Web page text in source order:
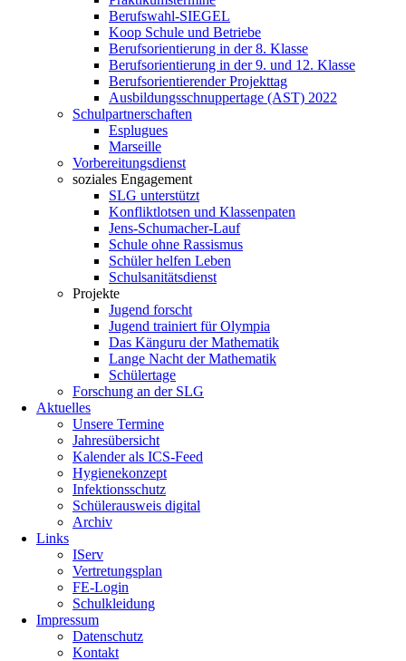
Berufswahl-SIEGEL
Koop Schule und Betriebe
Berufsorientierung in der 8. Klasse
Berufsorientierung in der 9. und 12. Klasse
Berufsorientierender Projekttag
Ausbildungsschnuppertage (AST) 2022
Schulpartnerschaften
Esplugues
Marseille
Vorbereitungsdienst
soziales Engagement
SLG unterstützt
Konfliktlotsen und Klassenpaten
Jens-Schumacher-Lauf
Schule ohne Rassismus
Schüler helfen Leben
Schulsanitätsdienst
Projekte
Jugend forscht
Jugend trainiert für Olympia
Das Känguru der Mathematik
Lange Nacht der Mathematik
Schülertage
Forschung an der SLG
Aktuelles
Unsere Termine
Jahresübersicht
Kalender als ICS-Feed
Hygienekonzept
Infektionsschutz
Schülerausweis digital
Archiv
Links
IServ
Vertretungsplan
FE-Login
Schulkleidung
Impressum
Datenschutz
Kontakt